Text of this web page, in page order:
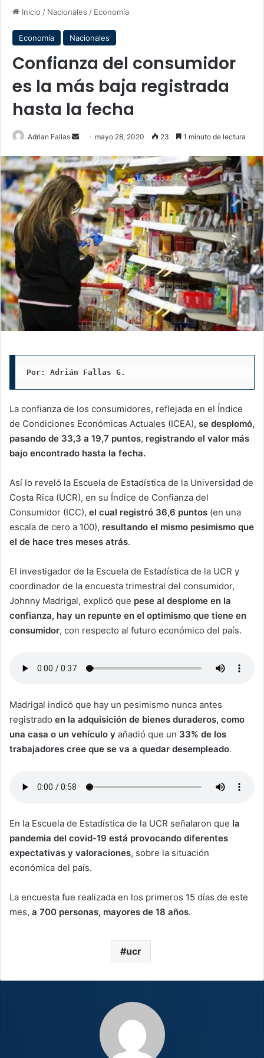
Inicio / Nacionales / Economía
Economía Nacionales
Confianza del consumidor
es la más baja registrada
hasta la fecha
Adrian Fallas
Send
email
mayo 28, 2020 23 1 minuto de lectura
Por: Adrián Fallas G.
La confianza de los consumidores, reflejada en el Índice
de Condiciones Económicas Actuales (ICEA), se desplomó,
pasando de 33,3 a 19,7 puntos, registrando el valor más
bajo encontrado hasta la fecha.
Así lo reveló la Escuela de Estadística de la Universidad de
Costa Rica (UCR), en su Índice de Confianza del
Consumidor (ICC), el cual registró 36,6 puntos (en una
escala de cero a 100), resultando el mismo pesimismo que
el de hace tres meses atrás.
El investigador de la Escuela de Estadística de la UCR y
coordinador de la encuesta trimestral del consumidor,
Johnny Madrigal, explicó que pese al desplome en la
confianza, hay un repunte en el optimismo que tiene en
consumidor, con respecto al futuro económico del país.
Madrigal indicó que hay un pesimismo nunca antes
registrado en la adquisición de bienes duraderos, como
una casa o un vehículo y añadió que un 33% de los
trabajadores cree que se va a quedar desempleado.
En la Escuela de Estadística de la UCR señalaron que la
pandemia del covid-19 está provocando diferentes
expectativas y valoraciones, sobre la situación
económica del país.
La encuesta fue realizada en los primeros 15 días de este
mes, a 700 personas, mayores de 18 años.
ucr